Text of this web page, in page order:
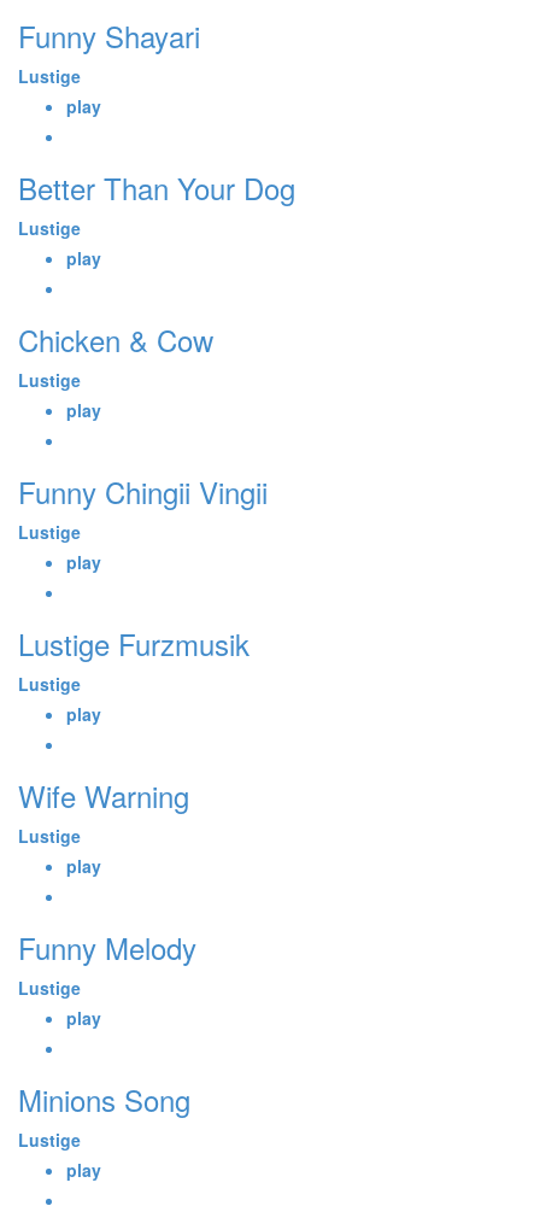
Funny Shayari
Lustige
play
Better Than Your Dog
Lustige
play
Chicken & Cow
Lustige
play
Funny Chingii Vingii
Lustige
play
Lustige Furzmusik
Lustige
play
Wife Warning
Lustige
play
Funny Melody
Lustige
play
Minions Song
Lustige
play